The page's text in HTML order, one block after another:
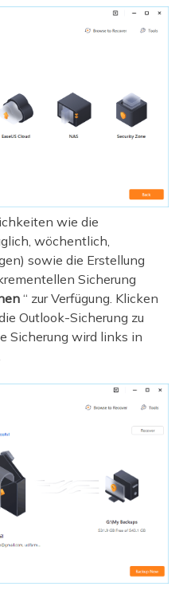
wie die
wöchentlich,
sowie die Erstellung
Sicherung
“ zur Verfügung. Klicken
Outlook-Sicherung zu
Sicherung wird links in